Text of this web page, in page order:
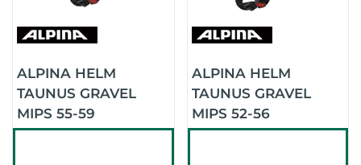
ALPINA HELM
TAUNUS GRAVEL
MIPS 55-59
(FRIEDRICH ARTIST
ALPINA HELM
TAUNUS GRAVEL
MIPS 52-56
(FRIEDRICH ARTIST